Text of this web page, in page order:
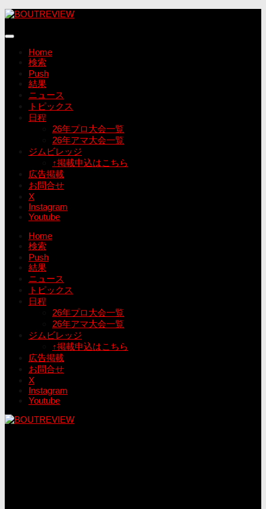
コ
テ
Home
検索
Push
結果
ニュース
トピックス
日程
26年プロ大会一覧
26年アマ大会一覧
ジムビレッジ
↑掲載申込はこちら
広告掲載
お問合せ
X
Instagram
Youtube
Home
検索
Push
結果
ニュース
トピックス
日程
26年プロ大会一覧
26年アマ大会一覧
ジムビレッジ
↑掲載申込はこちら
広告掲載
お問合せ
X
Instagram
Youtube